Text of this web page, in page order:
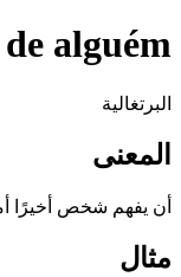
alguém
البرتغالية
المعنى
أن يفهم شخص أخيرًا
مثال